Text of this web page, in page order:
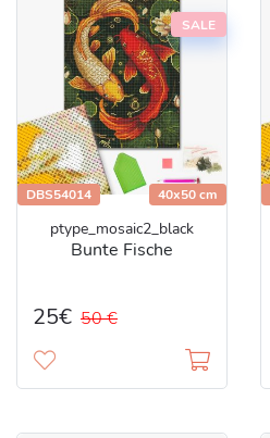
SALE
DBS54014 40x50 cm
ptype_mosaic2_black
Bunte Fische
25€ 50 €